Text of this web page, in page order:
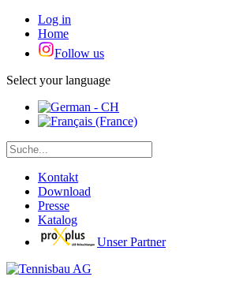
Log in
Home
Follow us
Select your language
Kontakt
Download
Presse
Katalog
Unser Partner